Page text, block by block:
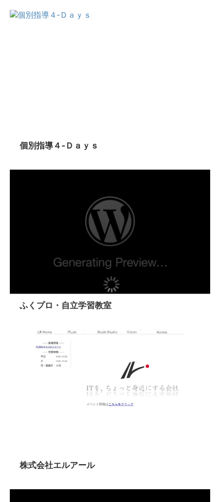
個別指導４‐Ｄａｙｓ
ふくプロ・自立学習教室
株式会社エルアール